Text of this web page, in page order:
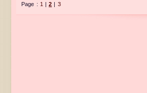
Page : 1 |2 | 3